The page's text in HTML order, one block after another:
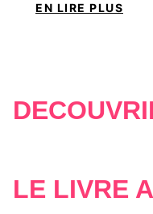
laquelle ils luttent
révolue. Entre
disputes, jalousies
pourra-t-elle guérir
EN LIRE PLUS
LE LIVRE